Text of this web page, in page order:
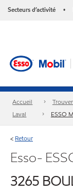
Secteurs d’activité •
Accueil
Laval
ESSO
< Retour
Esso-
3265